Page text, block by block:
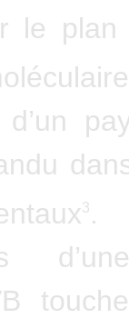
le plan
3 .